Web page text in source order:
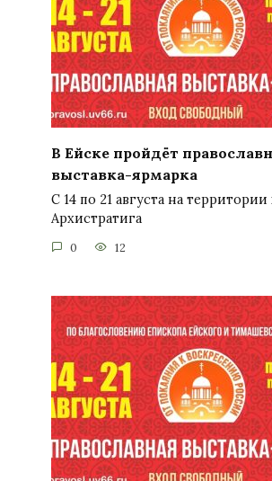
В Ейске пройдёт
выставка-ярмарка
С 14 по 21 августа на территории
Архистратига
0 12